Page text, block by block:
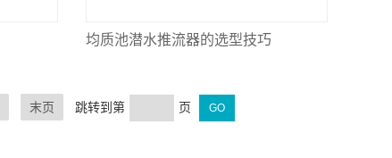
均质池潜水推流器的选型技巧
末页 跳转到第 页